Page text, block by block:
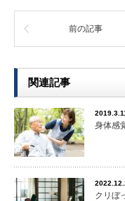
前の記事
関連記事
身体感
クリぼ